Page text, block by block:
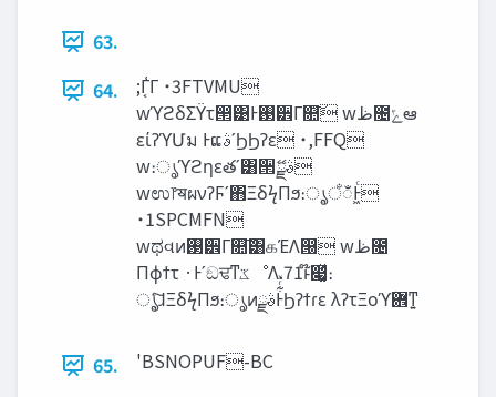
63.
64.
;Γ͔͑Γ ˙3FTVMU
wϓϩδΣΫτ൒͹Ͱ࢓੾Γ௚͠ w‫ظ‬೔‫ݻ‬ఆ
είʔϓՄม ͰແࣄʹϦϦʔε ˙,FFQ
w։ൃϓϩηεతʹ͸੒ޭࣄྫ
wಉ෦ॺผνʔϜʹ΋ΞδϟΠϧ։ൃ͕ਁಁͰ͖ͨ
˙1SPCMFN
wಥવͷ࢓੾Γ௚͠͸௧ΈΛ൐͏ w‫ظ‬೔
Πϕϯτ ·Ͱʹඞਢͳ‫ػ‬ೳΛ.71ͱ໊෇͚ͯ։
ൃ͕ͨ͠ɺΞδϟΠϧ։ൃͷࣄྫͰ͋ͬͯϦʔϯɾε λʔτΞοϓؔ܎ͳ͍
65. 'BSNOPUF-BC